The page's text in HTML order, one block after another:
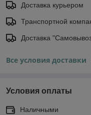
Доставка курьером
Транспортной
Доставка
Все условия доставки
Условия оплаты
Наличными